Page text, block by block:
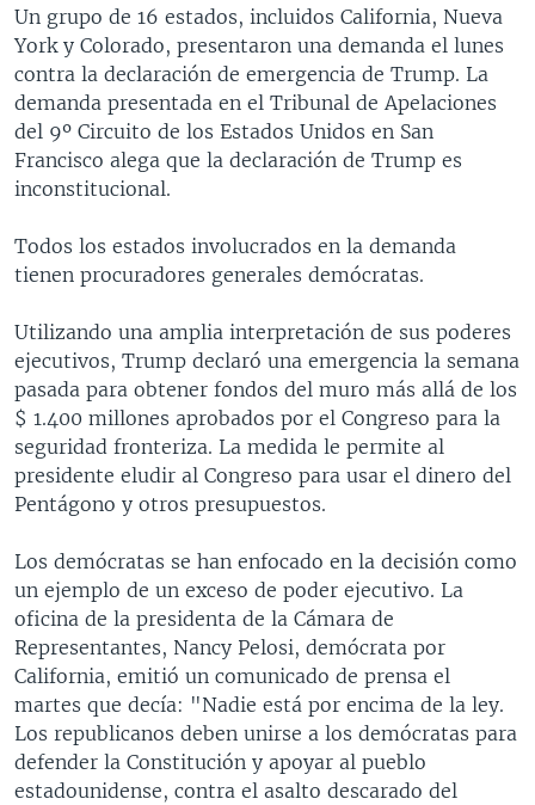
Un grupo de 16 estados, incluidos California, Nueva
York y Colorado, presentaron una demanda el lunes
contra la declaración de emergencia de Trump. La
demanda presentada en el Tribunal de Apelaciones
del 9º Circuito de los Estados Unidos en San
Francisco alega que la declaración de Trump es
inconstitucional.
Todos los estados involucrados en la demanda
tienen procuradores generales demócratas.
Utilizando una amplia interpretación de sus poderes
ejecutivos, Trump declaró una emergencia la semana
pasada para obtener fondos del muro más allá de los
$ 1.400 millones aprobados por el Congreso para la
seguridad fronteriza. La medida le permite al
presidente eludir al Congreso para usar el dinero del
Pentágono y otros presupuestos.
Los demócratas se han enfocado en la decisión como
un ejemplo de un exceso de poder ejecutivo. La
oficina de la presidenta de la Cámara de
Representantes, Nancy Pelosi, demócrata por
California, emitió un comunicado de prensa el
martes que decía: "Nadie está por encima de la ley.
Los republicanos deben unirse a los demócratas para
defender la Constitución y apoyar al pueblo
estadounidense, contra el asalto descarado del